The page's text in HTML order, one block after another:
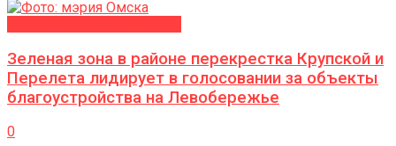
Зеленая зона в районе перекрестка Крупской и
Перелета лидирует в голосовании за объекты
благоустройства на Левобережье
0